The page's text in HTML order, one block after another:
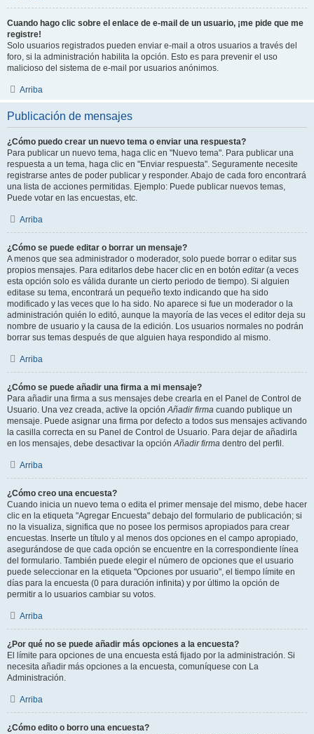
Cuando hago clic sobre el enlace de e-mail de un usuario, ¡me pide que me
registre!
Solo usuarios registrados pueden enviar e-mail a otros usuarios a través del
foro, si la administración habilita la opción. Esto es para prevenir el uso
malicioso del sistema de e-mail por usuarios anónimos.
Arriba
Publicación de mensajes
¿Cómo puedo crear un nuevo tema o enviar una respuesta?
Para publicar un nuevo tema, haga clic en "Nuevo tema". Para publicar una
respuesta a un tema, haga clic en "Enviar respuesta". Seguramente necesite
registrarse antes de poder publicar y responder. Abajo de cada foro encontrará
una lista de acciones permitidas. Ejemplo: Puede publicar nuevos temas,
Puede votar en las encuestas, etc.
Arriba
¿Cómo se puede editar o borrar un mensaje?
A menos que sea administrador o moderador, solo puede borrar o editar sus
propios mensajes. Para editarlos debe hacer clic en en botón editar(a veces
esta opción solo es válida durante un cierto periodo de tiempo). Si alguien
editase su tema, encontrará un pequeño texto indicando que ha sido
modificado y las veces que lo ha sido. No aparece si fue un moderador o la
administración quién lo editó, aunque la mayoría de las veces el editor deja su
nombre de usuario y la causa de la edición. Los usuarios normales no podrán
borrar sus temas después de que alguien haya respondido al mismo.
Arriba
¿Cómo se puede añadir una firma a mi mensaje?
Para añadir una firma a sus mensajes debe crearla en el Panel de Control de
Usuario. Una vez creada, active la opciónAñadir firma cuando publique un
mensaje. Puede asignar una firma por defecto a todos sus mensajes activando
la casilla correcta en su Panel de Control de Usuario. Para dejar de añadirla
en los mensajes, debe desactivar la opciónAñadir firma dentro del perfil.
Arriba
¿Cómo creo una encuesta?
Cuando inicia un nuevo tema o edita el primer mensaje del mismo, debe hacer
clic en la etiqueta "Agregar Encuesta" debajo del formulario de publicación; si
no la visualiza, significa que no posee los permisos apropiados para crear
encuestas. Inserte un título y al menos dos opciones en el campo apropiado,
asegurándose de que cada opción se encuentre en la correspondiente línea
del formulario. También puede elegir el número de opciones que el usuario
puede seleccionar en la etiqueta "Opciones por usuario", el tiempo límite en
días para la encuesta (0 para duración infinita) y por último la opción de
permitir a lo usuarios cambiar su votos.
Arriba
¿Por qué no se puede añadir más opciones a la encuesta?
El límite para opciones de una encuesta está fijado por la administración. Si
necesita añadir más opciones a la encuesta, comuníquese con La
Administración.
Arriba
¿Cómo edito o borro una encuesta?